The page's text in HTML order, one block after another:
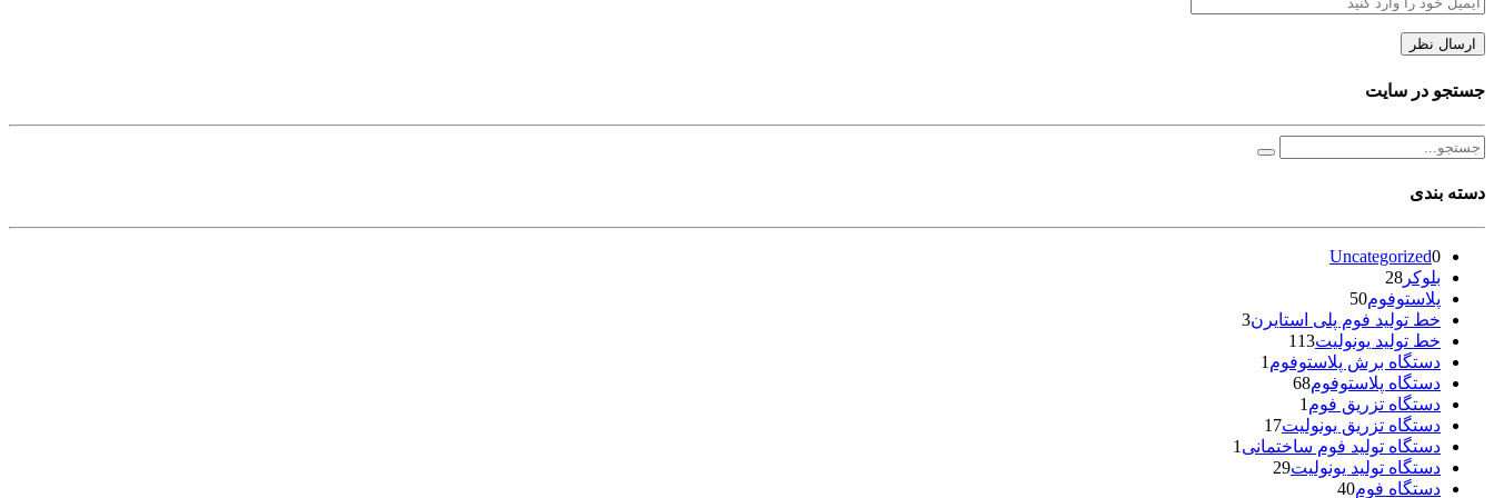
جستجو در سایت
دسته بندی
Uncategorized0
بلوکر 28
پلاستوفوم50
خط تولید فوم پلی استایرن3
خط تولید یونولیت113
دستگاه برش پلاستوفوم1
دستگاه پلاستوفوم68
دستگاه تزریق فوم1
دستگاه تزریق یونولیت17
دستگاه تولید فوم ساختمانی1
دستگاه تولید یونولیت29
دستگاه فوم40